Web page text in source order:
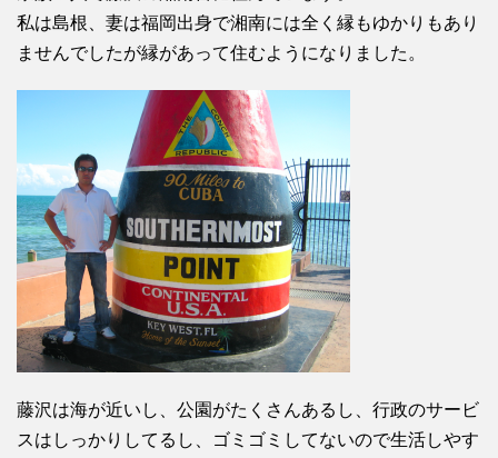
私は島根、妻は福岡出身で湘南には全く縁もゆかりもあり
ませんでしたが縁があって住むようになりました。
藤沢は海が近いし、公園がたくさんあるし、行政のサービ
スはしっかりしてるし、ゴミゴミしてないので生活しやす